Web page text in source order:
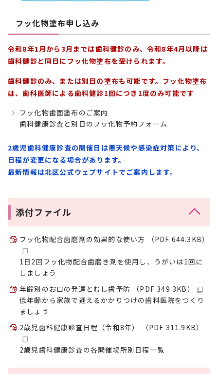
フッ化物塗布申し込み
令和8年1月から3月までは歯科健診のみ、令和8年4月以降は
歯科健診と同日にフッ化物塗布を受けられます。
歯科健診のみ、または別日の塗布も可能です。フッ化物塗布
は、歯科医師による歯科健診1回につき1度のみ可能です
フッ化物歯面塗布のご案内
歯科健康診査と別日のフッ化物予約フォーム
2歳児歯科健康診査の開催日は悪天候や感染症対策により、
日程が変更になる場合があります。
最新情報は北区公式ウェブサイトでご案内します。
添付ファイル
フッ化物配合歯磨剤の効果的な使い方 （PDF 644.3KB）
1日2回フッ化物配合歯磨き剤を使用し、うがいは1回に
しましょう
年齢別のお口の発達とむし歯予防 （PDF 349.3KB）
低年齢から家族で通えるかかりつけの歯科医院をつくり
ましょう
2歳児歯科健康診査日程（令和8年） （PDF 311.9KB）
2歳児歯科健康診査の各開催場所別日程一覧